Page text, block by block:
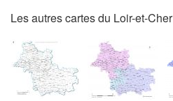
Les autres cartes du Loir-et-Cher